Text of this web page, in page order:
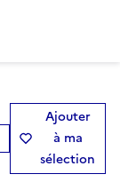
Ajouter
à ma
sélection